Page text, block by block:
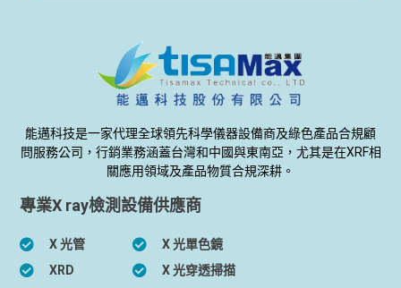
能邁科技是一家代理全球領先科學儀器設備商及綠色產品合規顧
問服務公司，行銷業務涵蓋台灣和中國與東南亞，尤其是在XRF相
關應用領域及產品物質合規深耕。
專業X ray檢測設備供應商
X 光管
XRD
X 光單色鏡
X 光穿透掃描